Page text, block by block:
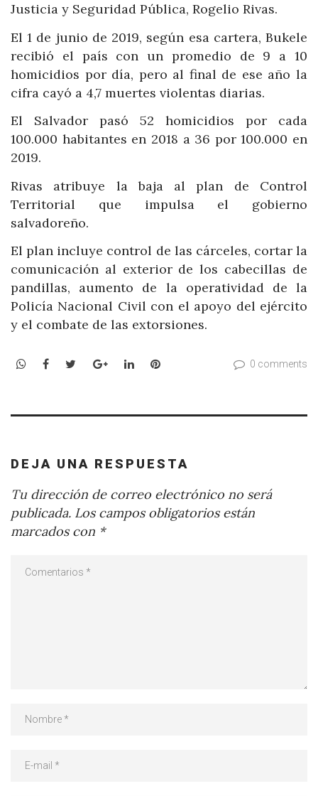
Justicia y Seguridad Pública, Rogelio Rivas.
El 1 de junio de 2019, según esa cartera, Bukele
recibió el país con un promedio de 9 a 10
homicidios por día, pero al final de ese año la
cifra cayó a 4,7 muertes violentas diarias.
El Salvador pasó 52 homicidios por cada
100.000 habitantes en 2018 a 36 por 100.000 en
2019.
Rivas atribuye la baja al plan de Control
Territorial que impulsa el gobierno
salvadoreño.
El plan incluye control de las cárceles, cortar la
comunicación al exterior de los cabecillas de
pandillas, aumento de la operatividad de la
Policía Nacional Civil con el apoyo del ejército
y el combate de las extorsiones.
WhatsApp
Facebook
TwitterGoogle+LinkedInPinterest 0 comments
DEJA UNA RESPUESTA
Tu dirección de correo electrónico no será
publicada. Los campos obligatorios están
marcados con *